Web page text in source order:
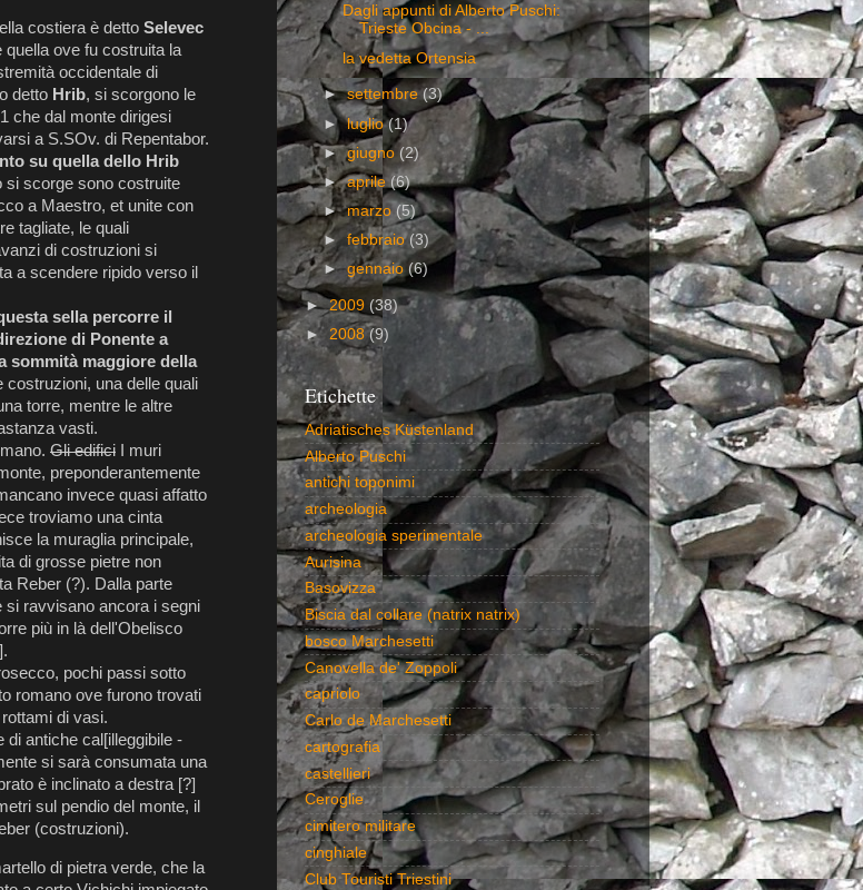
costiera è detto Selevec
quella ove fu costruita la
occidentale di
detto Hrib, si scorgono le
che dal monte dirigesi
a S.SOv. di Repentabor.
su quella dello Hrib
si scorge sono costruite
a Maestro, et unite con
tagliate, le quali
di costruzioni si
a scendere ripido verso il
sella percorre il
di Ponente a
sommità maggiore della
costruzioni, una delle quali
torre, mentre le altre
vasti.
Gli edifici I muri
preponderantemente
invece quasi affatto
troviamo una cinta
la muraglia principale,
di grosse pietre non
Reber (?). Dalla parte
si ravvisano ancora i segni
più in là dell'Obelisco
pochi passi sotto
romano ove furono trovati
di vasi.
di antiche cal[illeggibile -
si sarà consumata una
è inclinato a destra [?]
sul pendio del monte, il
(costruzioni).
di pietra verde, che la
Dagli appunti di Alberto Puschi:
Trieste Obcina - ...
la vedetta Ortensia
►settembre(3)
►luglio(1)
►giugno(2)
►aprile (6)
►marzo(5)
►febbraio (3)
►gennaio (6)
►2009 (38)
► 2008(9)
Etichette
Adriatisches Küstenland
Alberto Puschi
antichi toponimi
archeologia
archeologia sperimentale
Aurisina
Basovizza
Biscia dal collare (natrix natrix)
bosco Marchesetti
Canovella de' Zoppoli
capriolo
Carlo de Marchesetti
cartografia
castellieri
Ceroglie
cimitero militare
cinghiale
Club Touristi Triestini